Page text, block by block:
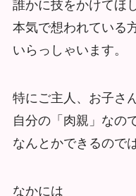
誰かに技をかけてほ
本気で想われている
いらっしゃいます。
特にご主人、お子さ
自分の「肉親」なの
なんとかできるので
なかには